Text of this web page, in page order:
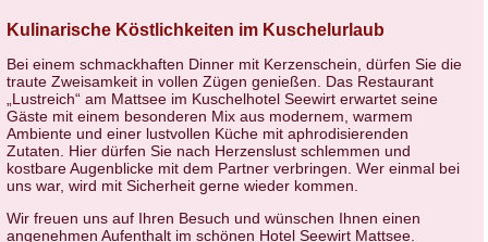
Kulinarische Köstlichkeiten im Kuschelurlaub
Bei einem schmackhaften Dinner mit Kerzenschein, dürfen Sie die
traute Zweisamkeit in vollen Zügen genießen. Das Restaurant
„Lustreich“ am Mattsee im Kuschelhotel Seewirt erwartet seine
Gäste mit einem besonderen Mix aus modernem, warmem
Ambiente und einer lustvollen Küche mit aphrodisierenden
Zutaten. Hier dürfen Sie nach Herzenslust schlemmen und
kostbare Augenblicke mit dem Partner verbringen. Wer einmal bei
uns war, wird mit Sicherheit gerne wieder kommen.
Wir freuen uns auf Ihren Besuch und wünschen Ihnen einen
angenehmen Aufenthalt im schönen Hotel Seewirt Mattsee.